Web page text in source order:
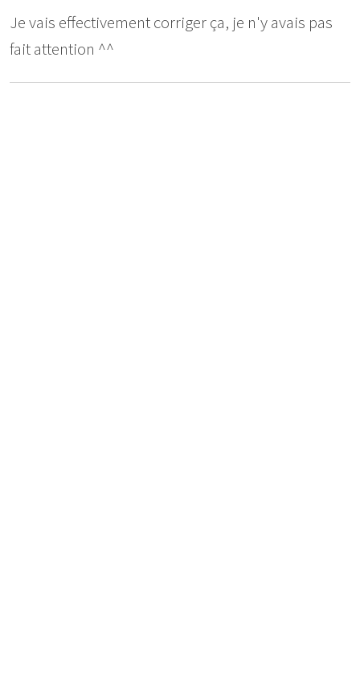
Je vais effectivement corriger ça, je n'y avais pas
fait attention ^^